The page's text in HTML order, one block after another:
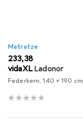
Matratze
EUR
233,38
vidaXL Ladonor
Federkern, 140 x 190 cm